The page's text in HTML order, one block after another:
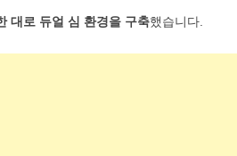
대로 듀얼 심 환경을 구축했습니다.